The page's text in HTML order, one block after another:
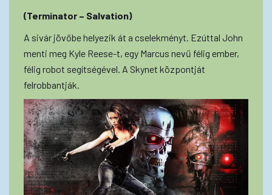
(Terminator – Salvation)
A sivár jövőbe helyezik át a cselekményt. Ezúttal John
menti meg Kyle Reese-t, egy Marcus nevű félig ember,
félig robot segítségével. A Skynet központját
felrobbantják.